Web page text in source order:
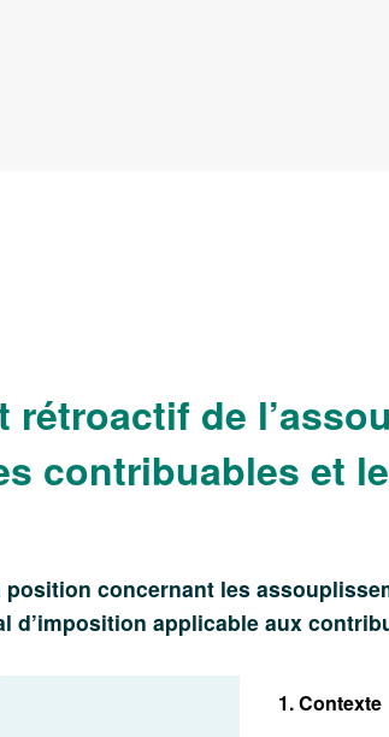
rétroactif de
contribuables et
position concernant les
d’imposition applicable aux
1. Contexte